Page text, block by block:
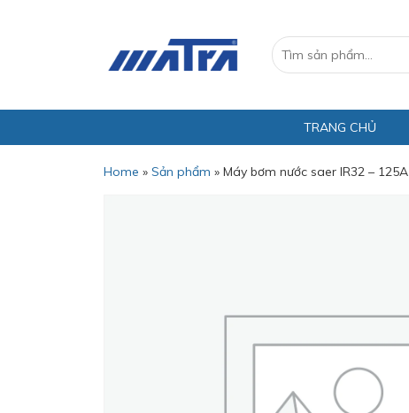
TRANG CHỦ
Home » Sản phẩm » Máy bơm nước saer IR32 – 125A